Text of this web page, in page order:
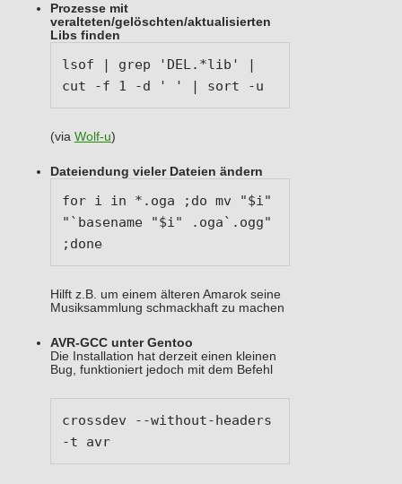
Prozesse mit
veralteten/gelöschten/aktualisierten
Libs finden
lsof | grep 'DEL.*lib' |
cut -f 1 -d ' ' | sort -u
(via Wolf-u)
Dateiendung vieler Dateien ändern
for i in *.oga ;do mv "$i"
"`basename "$i" .oga`.ogg"
;done
Hilft z.B. um einem älteren Amarok seine
Musiksammlung schmackhaft zu machen
AVR-GCC unter Gentoo
Die Installation hat derzeit einen kleinen
Bug, funktioniert jedoch mit dem Befehl
crossdev --without-headers
-t avr